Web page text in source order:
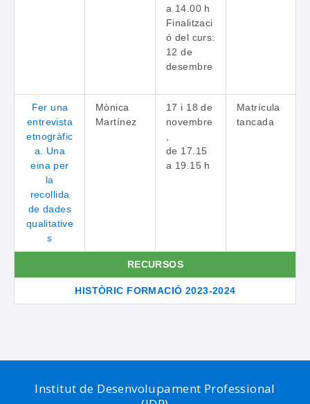
a 14.00 h
Finalitzaci
ó del curs:
12 de
desembre
Fer una
entrevista
etnogràfic
a. Una
eina per
la
recollida
de dades
qualitative
s
Mònica
Martínez
17 i 18 de
novembre
de 17.15
a 19.15 h
Matrícula
tancada
RECURSOS
HISTÒRIC FORMACIÓ 2023-2024
Institut de Desenvolupament Professional